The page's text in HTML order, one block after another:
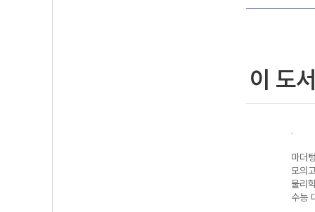
이 도
마더
모의
물리
수능